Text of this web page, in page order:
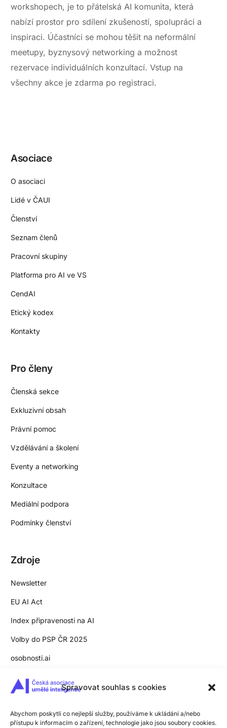
Spravovat souhlas s cookies
Abychom poskytli co nejlepší služby, používáme k ukládání a/nebo
přístupu k informacím o zařízení, technologie jako jsou soubory cookies.
workshopech, je to přátelská AI komunita, která
nabízí prostor pro sdílení zkušeností, spolupráci a
inspiraci. Účastníci se mohou těšit na neformální
meetupy, byznysový networking a možnost
rezervace individuálních konzultací. Vstup na
všechny akce je zdarma po registraci.
Asociace
O asociaci
Lidé v ČAUI
Členství
Seznam členů
Pracovní skupiny
Platforma pro AI ve VS
CendAI
Etický kodex
Kontakty
Pro členy
Členská sekce
Exkluzivní obsah
Právní pomoc
Vzdělávání a školení
Eventy a networking
Konzultace
Mediální podpora
Podmínky členství
Zdroje
Newsletter
EU AI Act
Index připravenosti na AI
Volby do PSP ČR 2025
osobnosti.ai
Slovník pojmů
Pro média
Zpracování osobních údajů